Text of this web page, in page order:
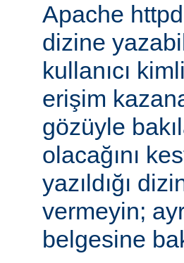
Apache
dizine
kullanıcı
erişim
gözüyle
olacağını
yazıldığı
vermeyin;
belgesine